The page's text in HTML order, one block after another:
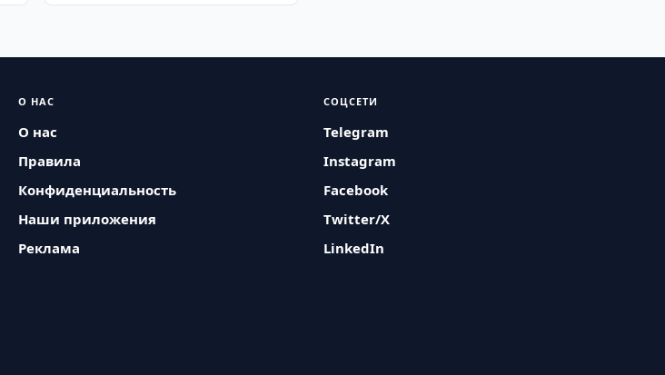
О НАС
О нас
Правила
Конфиденциальность
Наши приложения
Реклама
СОЦСЕТИ
Telegram
Instagram
Facebook
Twitter/X
LinkedIn